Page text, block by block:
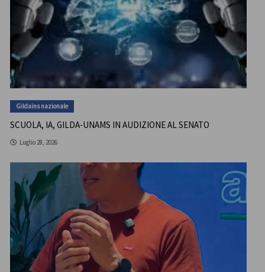
Gildains nazionale
SCUOLA, IA, GILDA-UNAMS IN AUDIZIONE AL SENATO
Luglio 28, 2026